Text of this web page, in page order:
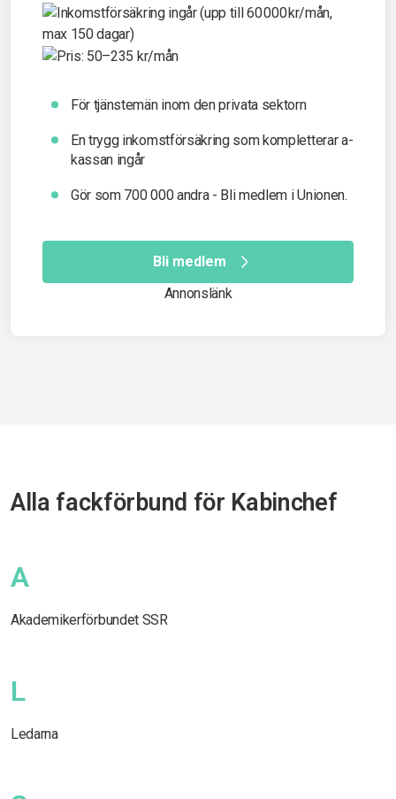
För tjänstemän inom den privata sektorn
En trygg inkomst­försäkring som kompletterar a-
kassan ingår
Gör som 700 000 andra - Bli medlem i Unionen.
Bli medlem
Annonslänk
Alla fackförbund för Kabinchef
A
Akademikerförbundet SSR
L
Ledarna